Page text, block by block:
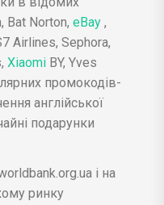
Bat Norton, eBay ,
Airlines, Sephora,
Xiaomi BY, Yves
промокодів-
англійської
подарунки
і на
ринку